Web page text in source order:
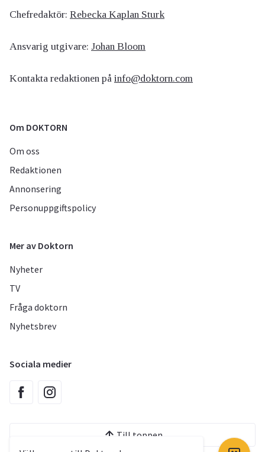
Chefredaktör: Rebecka Kaplan Sturk
Ansvarig utgivare: Johan Bloom
Kontakta redaktionen på info@doktorn.com
Om DOKTORN
Om oss
Redaktionen
Annonsering
Personuppgiftspolicy
Mer av Doktorn
Nyheter
TV
Fråga doktorn
Nyhetsbrev
Sociala medier
Till toppen